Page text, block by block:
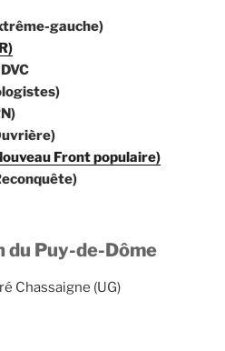
gauche)
Front populaire)
Puy-de-Dôme
Chassaigne (UG)